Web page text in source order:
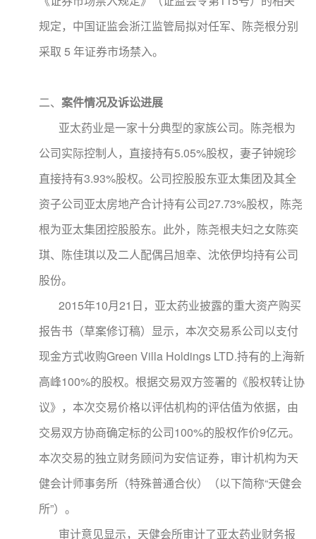
规定，中国证监会浙江监管局拟对任军、陈尧根分别
采取 5 年证券市场禁入。
二、 案件情况及诉讼进展
亚太药业是一家十分典型的家族公司。陈尧根为
公司实际控制人，直接持有5.05%股权，妻子钟婉珍
直接持有3.93%股权。公司控股股东亚太集团及其全
资子公司亚太房地产合计持有公司27.73%股权，陈尧
根为亚太集团控股股东。此外，陈尧根夫妇之女陈奕
琪、陈佳琪以及二人配偶吕旭幸、沈依伊均持有公司
股份。
2015年10月21日，亚太药业披露的重大资产购买
报告书（草案修订稿）显示，本次交易系公司以支付
现金方式收购Green Villa Holdings LTD.持有的上海新
高峰100%的股权。根据交易双方签署的《股权转让协
议》，本次交易价格以评估机构的评估值为依据，由
交易双方协商确定标的公司100%的股权作价9亿元。
本次交易的独立财务顾问为安信证券，审计机构为天
健会计师事务所（特殊普通合伙）（以下简称“天健会
所”）。
审计意见显示，天健会所审计了亚太药业财务报